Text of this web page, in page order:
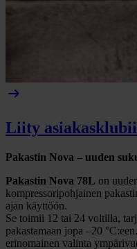
arrow_right_alt
Liity
Pakastin Nova – uuden
Pakastin Nova 78L on
kompressoripohjainen
ajan käyttöön.
Se toimii 12 tai 24 voltilla,
pakastamaan jopa –20
erinomainen valinta